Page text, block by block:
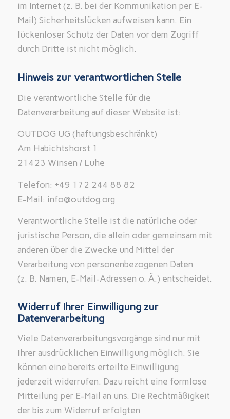
im Internet (z. B. bei der Kommunikation per E-
Mail) Sicherheitslücken aufweisen kann. Ein
lückenloser Schutz der Daten vor dem Zugriff
durch Dritte ist nicht möglich.
Hinweis zur verantwortlichen Stelle
Die verantwortliche Stelle für die
Datenverarbeitung auf dieser Website ist:
OUTDOG UG (haftungsbeschränkt)
Am Habichtshorst 1
21423 Winsen / Luhe
Telefon: +49 172 244 88 82
E-Mail: info@outdog.org
Verantwortliche Stelle ist die natürliche oder
juristische Person, die allein oder gemeinsam mit
anderen über die Zwecke und Mittel der
Verarbeitung von personenbezogenen Daten
(z. B. Namen, E-Mail-Adressen o. Ä.) entscheidet.
Widerruf Ihrer Einwilligung zur
Datenverarbeitung
Viele Datenverarbeitungsvorgänge sind nur mit
Ihrer ausdrücklichen Einwilligung möglich. Sie
können eine bereits erteilte Einwilligung
jederzeit widerrufen. Dazu reicht eine formlose
Mitteilung per E-Mail an uns. Die Rechtmäßigkeit
der bis zum Widerruf erfolgten